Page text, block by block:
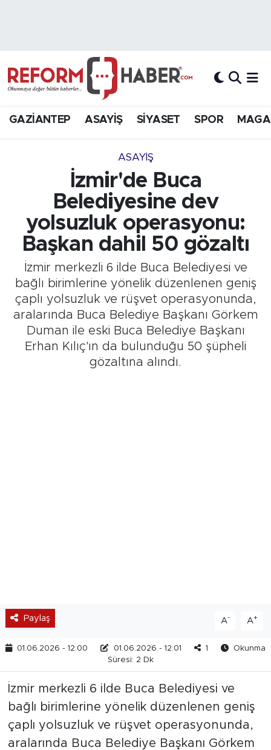
GAZİANTEP ASAYİŞ SİYASET SPOR
ASAYİŞ
İzmir'de Buca
Belediyesine dev
yolsuzluk operasyonu:
Başkan dahil 50 gözaltı
İzmir merkezli 6 ilde Buca Belediyesi ve
bağlı birimlerine yönelik düzenlenen geniş
çaplı yolsuzluk ve rüşvet operasyonunda,
aralarında Buca Belediye Başkanı Görkem
Duman ile eski Buca Belediye Başkanı
Erhan Kılıç'ın da bulunduğu 50 şüpheli
gözaltına alındı.
Paylaş A- A+
01.06.2026 - 12:00 01.06.2026 - 12:01 1
Okunma
Süresi: 2 Dk
İzmir merkezli 6 ilde Buca Belediyesi ve
bağlı birimlerine yönelik düzenlenen geniş
çaplı yolsuzluk ve rüşvet operasyonunda,
aralarında Buca Belediye Başkanı Görkem
Hava Durumu
Süper Lig Puan Durumu ve Fikstür
Tüm Manşetler
Son Dakika Haberleri
Haber Arşivi